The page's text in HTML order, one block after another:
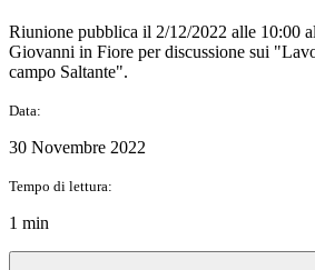
Riunione pubblica il 2/12/2022 alle 10:00
Giovanni in Fiore per discussione sui
campo Saltante".
Data:
30 Novembre 2022
Tempo di lettura:
1 min